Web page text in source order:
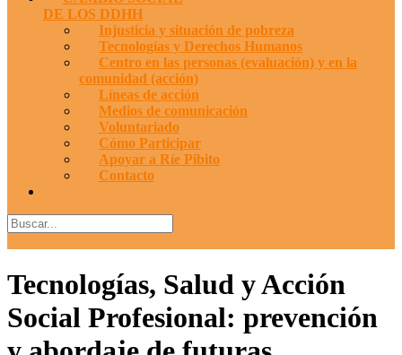
DE LOS DDHH
Injusticia y situación de pobreza
Tecnologías y Derechos Humanos
Centro en las personas (evaluación) y en la
comunidad (acción)
Líneas de acción
Medios de comunicación
Voluntariado
Cómo Participar
Apoyar a Ríe Pibito
Contacto
Tecnologías, Salud y Acción
Social Profesional: prevención